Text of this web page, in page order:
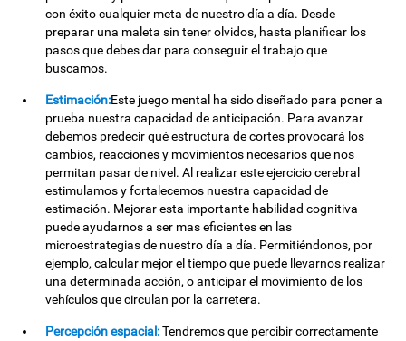
con éxito cualquier meta de nuestro día a día. Desde
preparar una maleta sin tener olvidos, hasta planificar los
pasos que debes dar para conseguir el trabajo que
buscamos.
Estimación:Este juego mental ha sido diseñado para poner a
prueba nuestra capacidad de anticipación. Para avanzar
debemos predecir qué estructura de cortes provocará los
cambios, reacciones y movimientos necesarios que nos
permitan pasar de nivel. Al realizar este ejercicio cerebral
estimulamos y fortalecemos nuestra capacidad de
estimación. Mejorar esta importante habilidad cognitiva
puede ayudarnos a ser mas eficientes en las
microestrategias de nuestro día a día. Permitiéndonos, por
ejemplo, calcular mejor el tiempo que puede llevarnos realizar
una determinada acción, o anticipar el movimiento de los
vehículos que circulan por la carretera.
Percepción espacial:Tendremos que percibir correctamente